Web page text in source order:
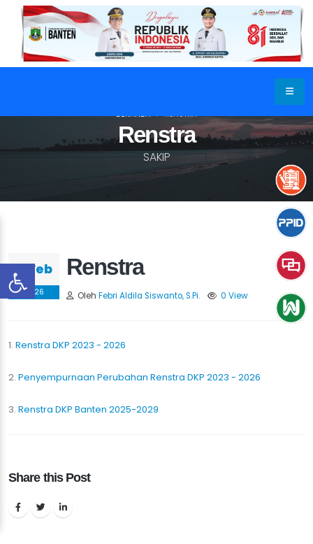
Renstra
SAKIP
BERANDA RENSTRA
11 Feb
2026
Renstra
Oleh Febri Aldila Siswanto, S.Pi. 0 View
1. Renstra DKP 2023 - 2026
2. Penyempurnaan Perubahan Renstra DKP 2023 - 2026
3. Renstra DKP Banten 2025-2029
Share this Post